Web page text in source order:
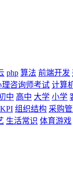
php 算法 前端开发
理咨询师考试 计算
中 高中 大学 小学
组织结构 采购
生活常识 体育游戏